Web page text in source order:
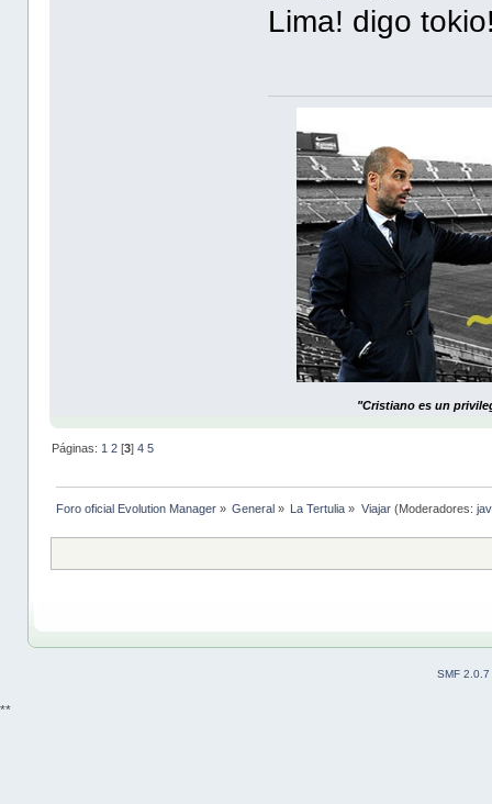
Lima! digo
"Cristiano es un
Páginas: 1 2[3] 4 5
Foro oficial Evolution Manager» General » La Tertulia » Viajar(Moderadores:
SMF 2.0.7
**